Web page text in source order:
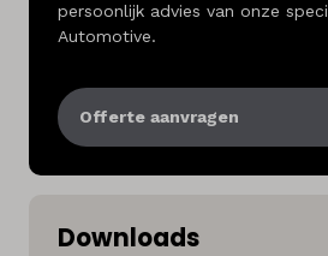
persoonlijk advies van onze
Automotive.
Offerte aanvragen
Downloads